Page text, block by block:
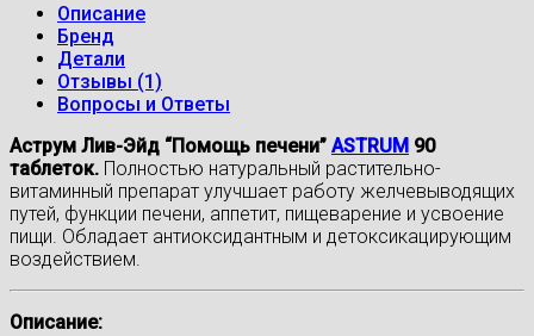
Описание
Бренд
Детали
Отзывы (1)
Вопросы и Ответы
Аструм Лив-Эйд “Помощь печени” ASTRUM 90
таблеток. Полностью натуральный растительно-
витаминный препарат улучшает работу желчевыводящих
путей, функции печени, аппетит, пищеварение и усвоение
пищи. Обладает антиоксидантным и детоксикацирующим
воздействием.
Описание: